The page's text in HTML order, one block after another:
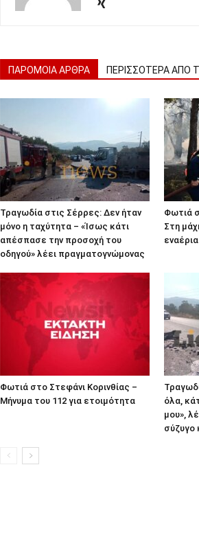
ΠΑΡΟΜΟΙΑ ΑΡΘΡΑ ΠΕΡΙΣΣΟΤΕΡΑ ΑΠΟ
Τραγωδία στις Σέρρες: Δεν ήταν
μόνο η ταχύτητα – «Ίσως κάτι
απέσπασε την προσοχή του
οδηγού» λέει πραγματογνώμονας
Φωτιά
Στη
Φωτιά στο Στεφάνι Κορινθίας –
Μήνυμα του 112 για ετοιμότητα
όλα,
μου»,
σύζυγο